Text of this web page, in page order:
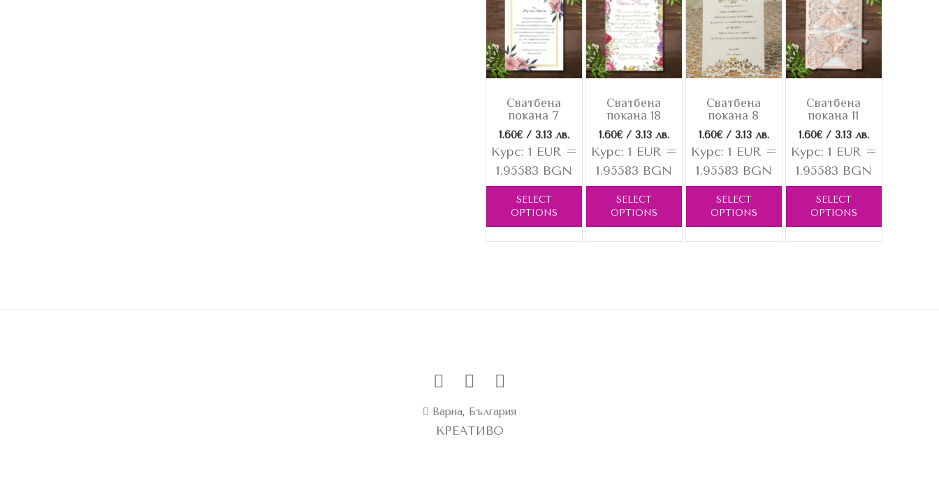
Сватбена
покана 7
1.60€/ 3.13 лв.
Курс: 1 EUR =
1.95583 BGN
SELECT
OPTIONS
Сватбена
покана 18
1.60€/ 3.13 лв.
Курс: 1 EUR =
1.95583 BGN
SELECT
OPTIONS
Сватбена
покана 8
1.60€/ 3.13 лв.
Курс: 1 EUR =
1.95583 BGN
SELECT
OPTIONS
Сватбена
покана 11
1.60€/ 3.13 лв.
Курс: 1 EUR =
1.95583 BGN
SELECT
OPTIONS
Варна, България
КРЕАТИВО